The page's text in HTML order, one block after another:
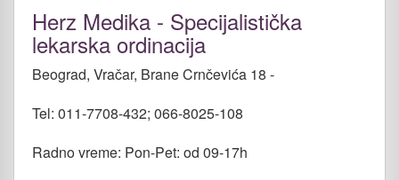
Herz Medika - Specijalistička
lekarska ordinacija
Beograd, Vračar, Brane Crnčevića 18 -
Tel: 011-7708-432; 066-8025-108
Radno vreme: Pon-Pet: od 09-17h